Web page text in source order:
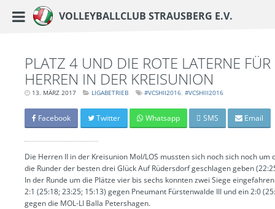
https://www.vc-strausberg.de/wp-content/themes/siehste/images/
Zum
Volleyballclub Strausberg e.V.
Haupt-Menü
PLATZ 4 UND DIE ROTE LATERNE FÜR
HERREN IN DER KREISUNION
13. MÄRZ 2017LETZTE
15.
MÄRZ
2024
-
UHR
LIGABETRIEB #VCSHII2016 #VCSHIII2016
Facebook Twitter Whatsapp SMS Email
Die Herren II in der Kreisunion Mol/LOS mussten sich noch sich noch um
die Runder der besten drei Glück Auf Rüdersdorf geschlagen geben
In der Runde um die Plätze vier bis sechs konnten zwei Siege
2:1 (25:18; 23:25; 15:13) gegen Pneumant Fürstenwalde III und ein 2:0
gegen die MOL-LI Balla Petershagen.